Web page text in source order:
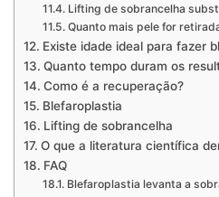
Lifting de sobrancelha
Quanto mais pele for
Existe idade ideal para fazer
Quanto tempo duram os
Como é a recuperação?
Blefaroplastia
Lifting de sobrancelha
O que a literatura científica
FAQ
Blefaroplastia levanta a